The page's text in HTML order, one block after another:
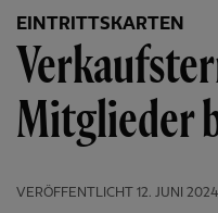
EINTRITTSKARTEN
Mitglieder
VERÖFFENTLICHT
12. JUNI 2024